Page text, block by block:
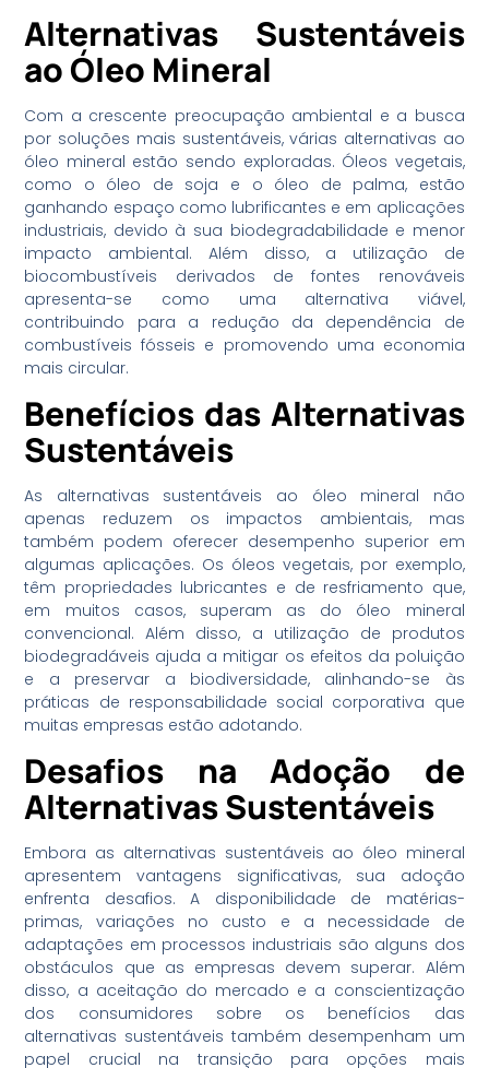
Alternativas Sustentáveis
ao Óleo Mineral
Com a crescente preocupação ambiental e a busca
por soluções mais sustentáveis, várias alternativas ao
óleo mineral estão sendo exploradas. Óleos vegetais,
como o óleo de soja e o óleo de palma, estão
ganhando espaço como lubrificantes e em aplicações
industriais, devido à sua biodegradabilidade e menor
impacto ambiental. Além disso, a utilização de
biocombustíveis derivados de fontes renováveis
apresenta-se como uma alternativa viável,
contribuindo para a redução da dependência de
combustíveis fósseis e promovendo uma economia
mais circular.
Benefícios das Alternativas
Sustentáveis
As alternativas sustentáveis ao óleo mineral não
apenas reduzem os impactos ambientais, mas
também podem oferecer desempenho superior em
algumas aplicações. Os óleos vegetais, por exemplo,
têm propriedades lubricantes e de resfriamento que,
em muitos casos, superam as do óleo mineral
convencional. Além disso, a utilização de produtos
biodegradáveis ajuda a mitigar os efeitos da poluição
e a preservar a biodiversidade, alinhando-se às
práticas de responsabilidade social corporativa que
muitas empresas estão adotando.
Desafios na Adoção de
Alternativas Sustentáveis
Embora as alternativas sustentáveis ao óleo mineral
apresentem vantagens significativas, sua adoção
enfrenta desafios. A disponibilidade de matérias-
primas, variações no custo e a necessidade de
adaptações em processos industriais são alguns dos
obstáculos que as empresas devem superar. Além
disso, a aceitação do mercado e a conscientização
dos consumidores sobre os benefícios das
alternativas sustentáveis também desempenham um
papel crucial na transição para opções mais